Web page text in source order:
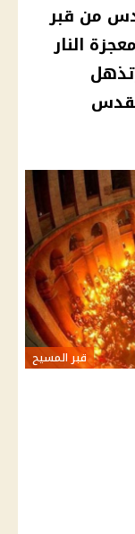
من قبر
النار
قبر المسيح